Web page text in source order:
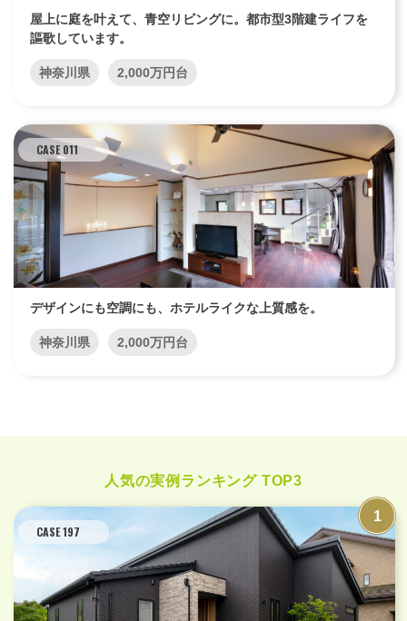
屋上に庭を叶えて、青空リビングに。都市型3階建ライフを
謳歌しています。
神奈川県 2,000万円台
CASE 011
デザインにも空調にも、ホテルライクな上質感を。
神奈川県 2,000万円台
人気の実例ランキング TOP3
CASE 197